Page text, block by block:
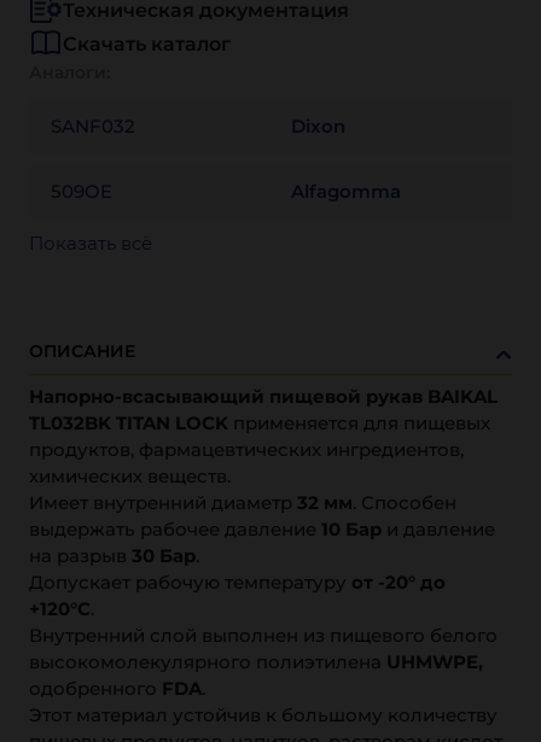
Техническая документация
Скачать каталог
SANF032 Dixon
509OE Alfagomma
Показать всё
ОПИСАНИЕ
Напорно-всасывающий пищевой рукав BAIKAL
TL032BK TITAN LOCK применяется для пищевых
продуктов, фармацевтических ингредиентов,
химических веществ.
Имеет внутренний диаметр 32 мм. Способен
выдержать рабочее давление 10 Бар и давление
на разрыв 30 Бар.
Допускает рабочую температуру от -20° до
+120°С.
Внутренний слой выполнен из пищевого белого
высокомолекулярного полиэтилена UHMWPE,
одобренного FDA.
Этот материал устойчив к большому количеству